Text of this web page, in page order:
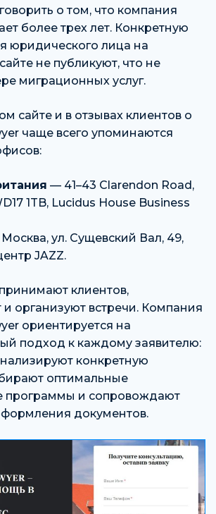
о том, что компания
более трех лет. Конкретную
юридического лица на
не публикуют, что не
миграционных услуг.
сайте и в отзывах клиентов о
чаще всего упоминаются
— 41–43 Clarendon Road,
1TB, Lucidus House Business
ул. Сущевский Вал, 49,
JAZZ.
клиентов,
и организуют встречи. Компания
ориентируется на
подход к каждому заявителю:
конкретную
оптимальные
программы и сопровождают
документов.